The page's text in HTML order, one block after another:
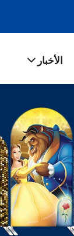
الأخبار